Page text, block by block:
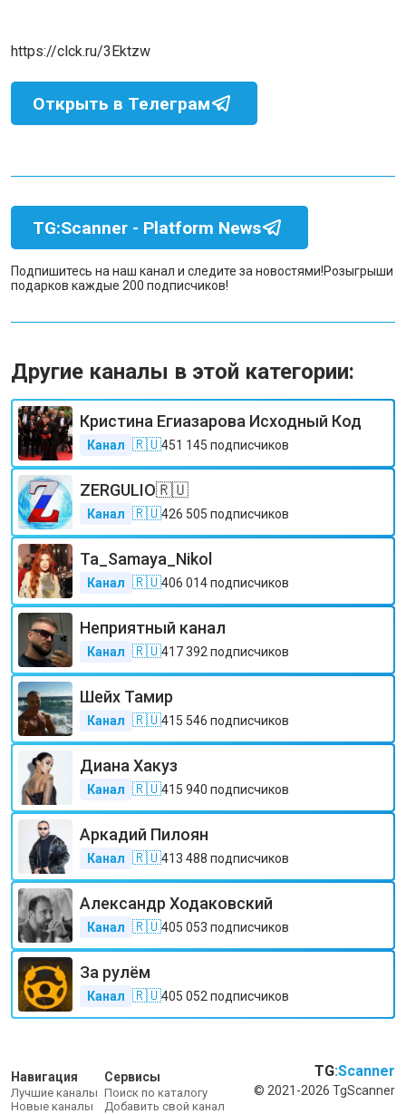
https://clck.ru/3Ektzw
Открыть в Телеграм
TG:Scanner - Platform News
Подпишитесь на наш канал и следите за новостями!Розыгрыши
подарков каждые 200 подписчиков!
Другие каналы в этой категории:
Кристина Егиазарова Исходный Код
Канал 🇷🇺451 145 подписчиков
ZERGULIO🇷🇺
Канал 🇷🇺426 505 подписчиков
Ta_Samaya_Nikol
Канал 🇷🇺406 014подписчиков
Неприятный канал
Канал 🇷🇺417 392 подписчиков
Шейх Тамир
Канал 🇷🇺415 546 подписчиков
Диана Хакуз
Канал 🇷🇺415 940 подписчиков
Аркадий Пилоян
Канал 🇷🇺413 488 подписчиков
Александр Ходаковский
Канал 🇷🇺405 053 подписчиков
За рулём
Канал 🇷🇺405 052 подписчиков
Навигация
Лучшие каналы
Новые каналы
Сервисы
Поиск по каталогу
Добавить свой канал
TG:Scanner
© 2021-2026 TgScanner